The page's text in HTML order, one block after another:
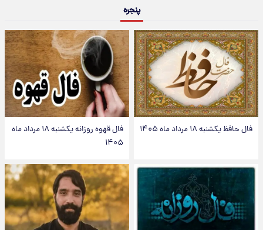
پنجره
فال حافظ یکشنبه ۱۸ مرداد ماه ۱۴۰۵
فال قهوه روزانه یکشنبه ۱۸ مرداد ماه
۱۴۰۵